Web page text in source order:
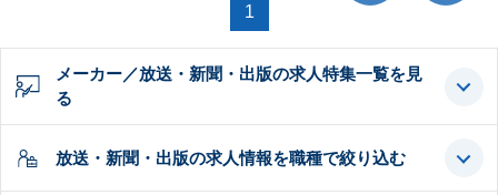
1
メーカー／放送・新聞・出版の求人特集一覧を見
る
放送・新聞・出版の求人情報を職種で絞り込む